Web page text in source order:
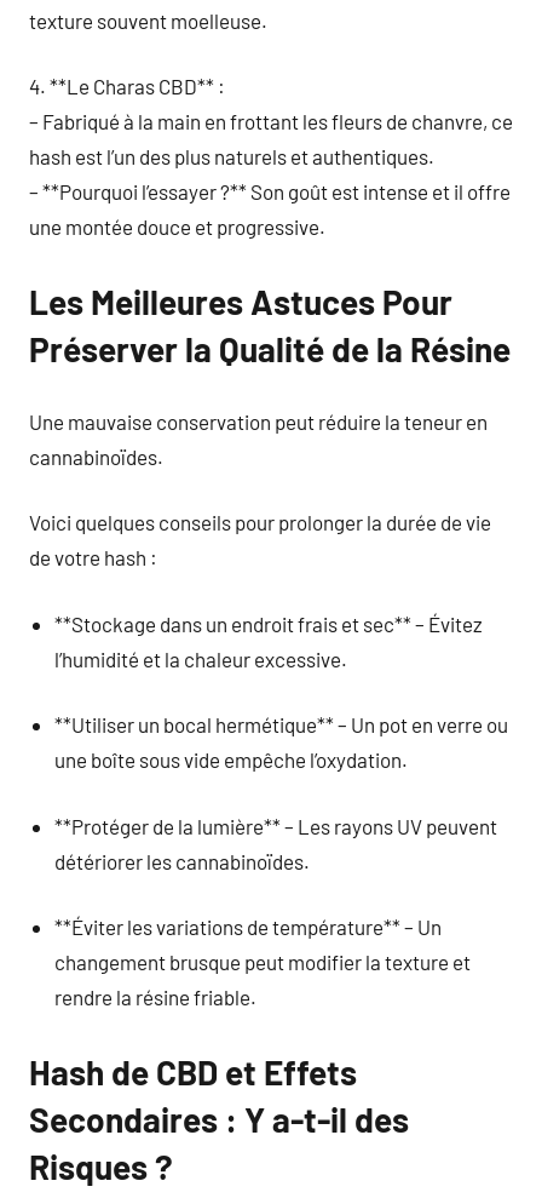
texture souvent moelleuse.
4. **Le Charas CBD** :
– Fabriqué à la main en frottant les fleurs de chanvre, ce
hash est l’un des plus naturels et authentiques.
– **Pourquoi l’essayer ?** Son goût est intense et il offre
une montée douce et progressive.
Les Meilleures Astuces Pour
Préserver la Qualité de la Résine
Une mauvaise conservation peut réduire la teneur en
cannabinoïdes.
Voici quelques conseils pour prolonger la durée de vie
de votre hash :
**Stockage dans un endroit frais et sec** – Évitez
l’humidité et la chaleur excessive.
**Utiliser un bocal hermétique** – Un pot en verre ou
une boîte sous vide empêche l’oxydation.
**Protéger de la lumière** – Les rayons UV peuvent
détériorer les cannabinoïdes.
**Éviter les variations de température** – Un
changement brusque peut modifier la texture et
rendre la résine friable.
Hash de CBD et Effets
Secondaires : Y a-t-il des
Risques ?